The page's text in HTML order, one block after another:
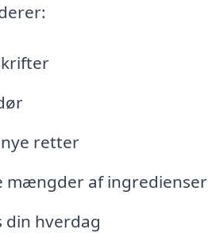
retter
mængder af ingredienser
din hverdag